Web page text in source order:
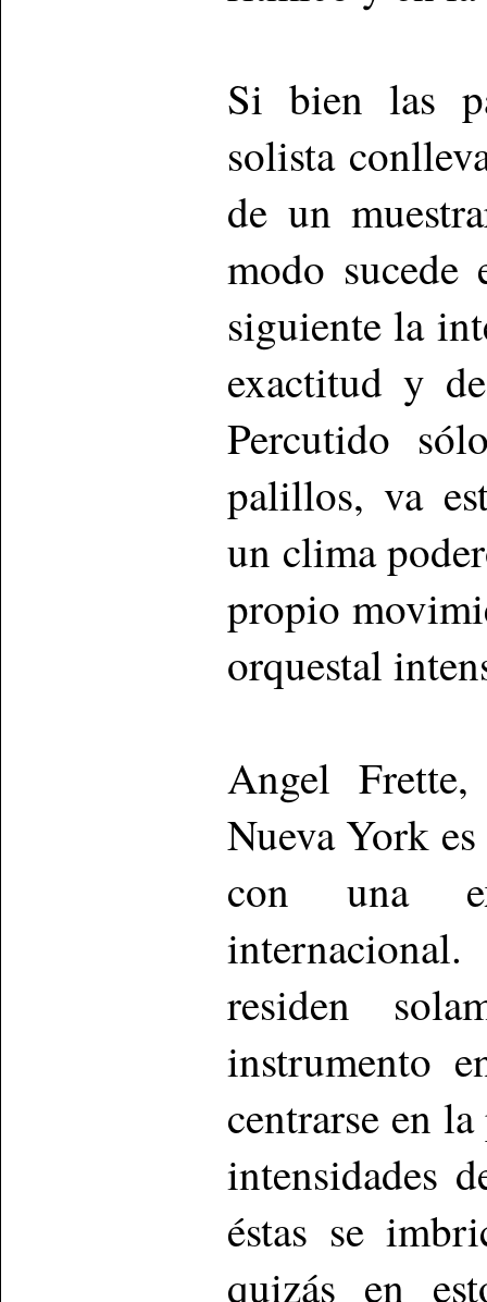
Si bien las
solista
de un
modo
siguiente la
exactitud y
Percutido
palillos, va
un clima
propio
orquestal
Angel
Nueva York
con una
residen
instrumento
centrarse en
intensidades
éstas se
quizás en